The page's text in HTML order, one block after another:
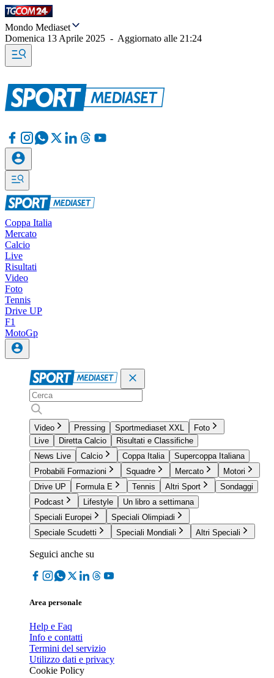
Mondo Mediaset
Domenica 13 Aprile 2025 - Aggiornato alle 21:24
Coppa Italia
Mercato
Calcio
Live
Risultati
Video
Foto
Tennis
Drive UP
F1
MotoGp
Video Pressing Sportmediaset XXL
Foto
Live
Diretta Calcio
Risultati e Classifiche
News Live
Calcio Coppa Italia
Supercoppa Italiana
Probabili Formazioni
Squadre Mercato
Motori
Drive UP
Formula E Tennis Altri Sport
Sondaggi
Podcast
Lifestyle
Un libro a settimana
Speciali Europei
Speciali Olimpiadi
Speciale Scudetti
Speciali Mondiali Altri Speciali
Seguici anche su
Area personale
Help e Faq
Info e contatti
Termini del servizio
Utilizzo dati e privacy
Cookie Policy